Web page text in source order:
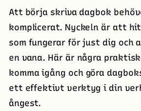
Att börja skriva dagbok
komplicerat. Nyckeln är att
som fungerar för just dig och
en vana. Här är några
komma igång och göra
ett effektivt verktyg i din
ångest.